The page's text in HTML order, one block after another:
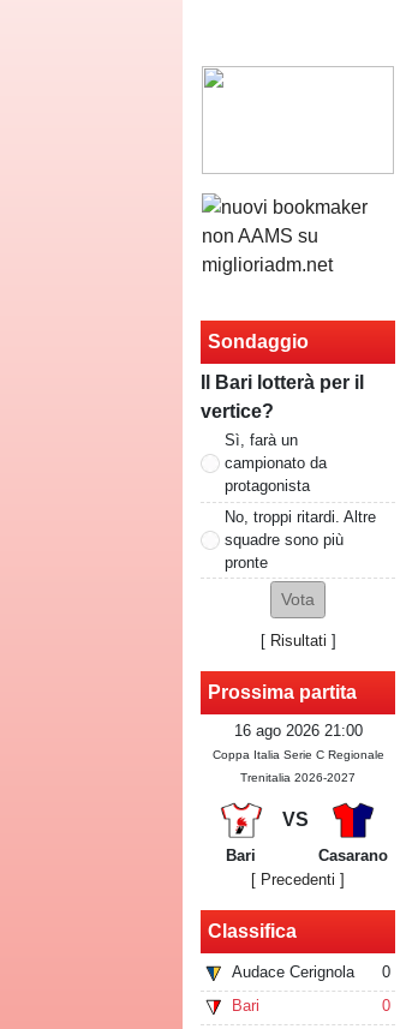
Sondaggio
Il Bari lotterà per il
vertice?
Sì, farà un
campionato da
protagonista
No, troppi ritardi. Altre
squadre sono più
pronte
[ Risultati ]
Prossima partita
16 ago 2026 21:00
Coppa Italia Serie C Regionale
Trenitalia 2026-2027
VS
Bari
Casarano
[ Precedenti ]
Classifica
Audace Cerignola
0
Bari
0